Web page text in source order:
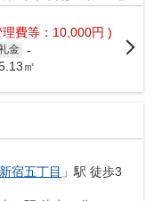
理費等：10,000円 )
金 -
㎡
宿五丁目 」駅 徒歩3